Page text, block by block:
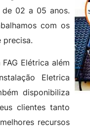
de 02 a 05 anos.
com os
precisa.
Elétrica além
Eletrica
disponibiliza
clientes tanto
recursos